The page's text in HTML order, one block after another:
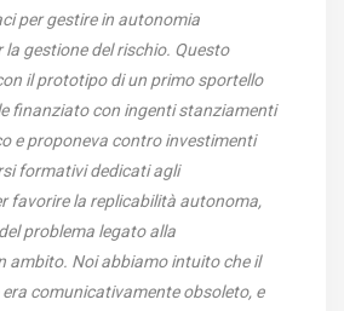
per gestire in autonomia
la gestione del rischio. Questo
il prototipo di un primo sportello
finanziato con ingenti stanziamenti
e proponeva contro investimenti
formativi dedicati agli
favorire la replicabilità autonoma,
problema legato alla
ambito. Noi abbiamo intuito che il
comunicativamente obsoleto, e